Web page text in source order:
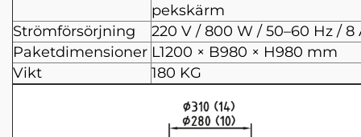
pekskärm
Strömförsörjning
220 V / 800 W / 50–60 Hz / 8
Paketdimensioner L1200 × B980 × H980 mm
Vikt
180 KG